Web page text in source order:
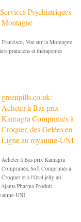
Psychiatriques
Francisco, Vue sur la Montagne
praticiens et thérapeutes
greenpills.co.uk:
Acheter à Bas prix
Kamagra Comprimés à
Croquer, des Gelées en
Ligne au royaume-UNI
Acheter à Bas prix Kamagra
Comprimés, Soft Comprimés à
Croquer et à l'Oral jelly au
Pharma Produit.
UNI